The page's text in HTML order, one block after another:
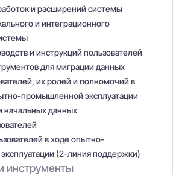
и расширений системы
и интеграционного
и инструкций пользователей
для миграции данных
их ролей и полномочий в
промышленной эксплуатации
данных
в ходе опытно-
(2-линия поддержки)
инструменты